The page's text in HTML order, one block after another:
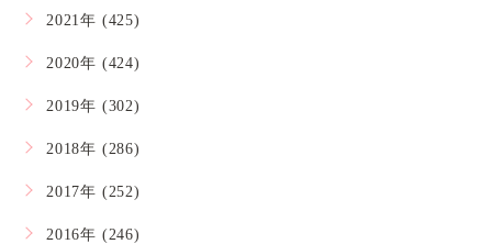
2021年 (425)
2020年 (424)
2019年 (302)
2018年 (286)
2017年 (252)
2016年 (246)